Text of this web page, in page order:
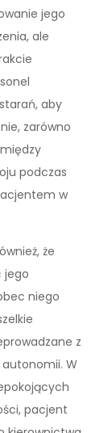
jego
ale
aby
zarówno
podczas
w
że
jego
niego
z
W
pacjent